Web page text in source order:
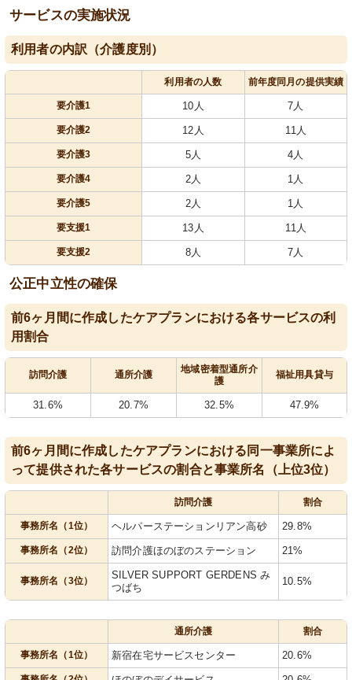
サービスの実施状況
利用者の内訳（介護度別）
利用者の人数 前年度同月の提供実績
要介護1 10人 7人
要介護2 12人 11人
要介護3 5人 4人
要介護4 2人 1人
要介護5 2人 1人
要支援1 13人 11人
要支援2 8人 7人
公正中立性の確保
前6ヶ月間に作成したケアプランにおける各サービスの利
用割合
訪問介護 通所介護
地域密着型通所介
護
福祉用具貸与
31.6% 20.7% 32.5% 47.9%
前6ヶ月間に作成したケアプランにおける同一事業所によ
って提供された各サービスの割合と事業所名（上位3位）
訪問介護 割合
事務所名（1位） ヘルパーステーションリアン高砂 29.8%
事務所名（2位） 訪問介護ほのぼのステーション 21%
事務所名（3位）
SILVER SUPPORT GERDENS み
つばち
10.5%
通所介護 割合
事務所名（1位） 新宿在宅サービスセンター 20.6%